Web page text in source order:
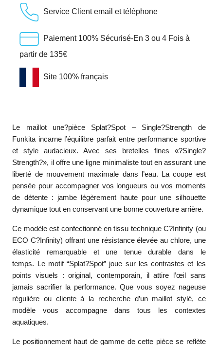
Service Client email et téléphone
Paiement 100% Sécurisé-En 3 ou 4 Fois à
partir de 135€
Site 100% français
Le maillot une?pièce Splat?Spot – Single?Strength de
Funkita incarne l’équilibre parfait entre performance sportive
et style audacieux. Avec ses bretelles fines «?Single?
Strength?», il offre une ligne minimaliste tout en assurant une
liberté de mouvement maximale dans l’eau. La coupe est
pensée pour accompagner vos longueurs ou vos moments
de détente : jambe légèrement haute pour une silhouette
dynamique tout en conservant une bonne couverture arrière.
Ce modèle est confectionné en tissu technique C?Infinity (ou
ECO C?Infinity) offrant une résistance élevée au chlore, une
élasticité remarquable et une tenue durable dans le
temps. Le motif “Splat?Spot” joue sur les contrastes et les
points visuels : original, contemporain, il attire l’œil sans
jamais sacrifier la performance. Que vous soyez nageuse
régulière ou cliente à la recherche d’un maillot stylé, ce
modèle vous accompagne dans tous les contextes
aquatiques.
Le positionnement haut de gamme de cette pièce se reflète